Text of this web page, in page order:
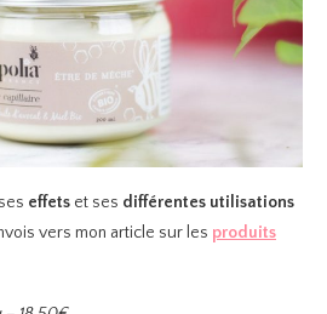
effets et ses différentes utilisations
vers mon article sur les produits